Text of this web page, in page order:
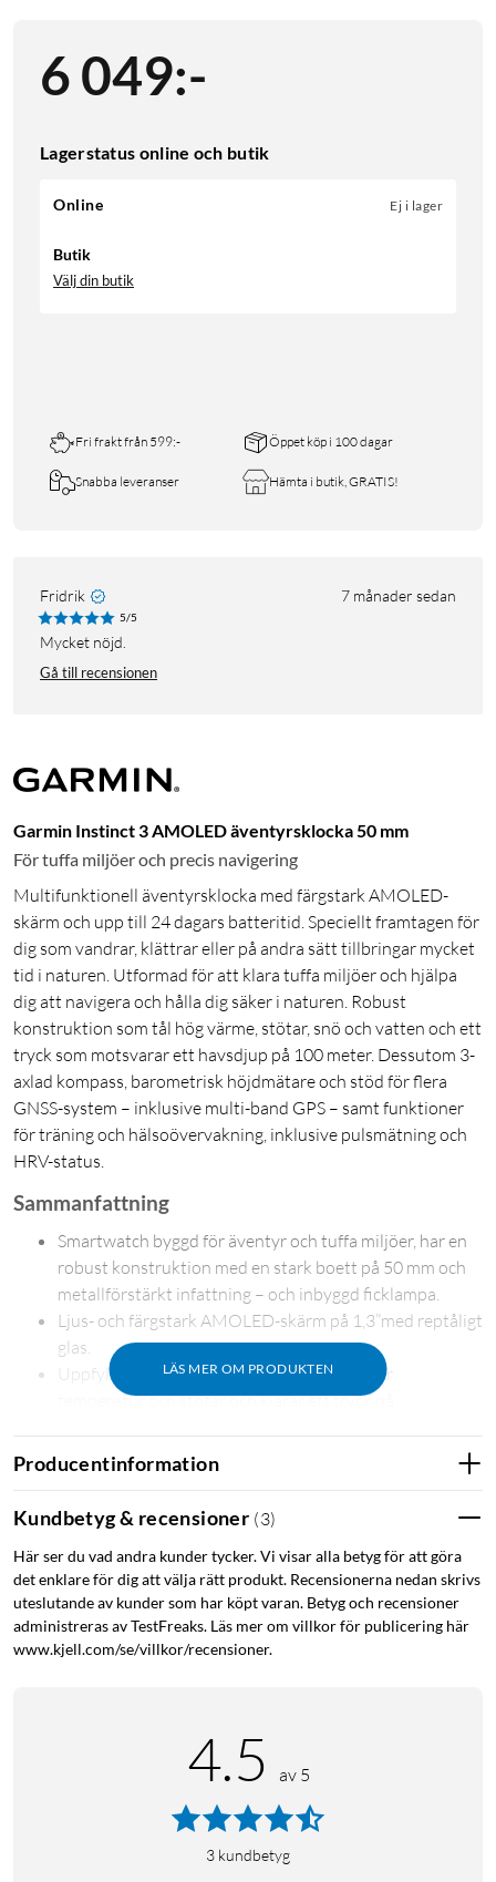
6 049:-
Lagerstatus online och butik
Online Ej i lager
Butik
Välj din butik
Fri frakt från 599:- Öppet köp i 100 dagar
Snabba leveranser Hämta i butik, GRATIS!
Fridrik 7 månader sedan
5/5
Mycket nöjd.
Gå till recensionen
Garmin Instinct 3 AMOLED äventyrsklocka 50 mm
För tuffa miljöer och precis navigering
Multifunktionell äventyrsklocka med färgstark AMOLED-
skärm och upp till 24 dagars batteritid. Speciellt framtagen för
dig som vandrar, klättrar eller på andra sätt tillbringar mycket
tid i naturen. Utformad för att klara tuffa miljöer och hjälpa
dig att navigera och hålla dig säker i naturen. Robust
konstruktion som tål hög värme, stötar, snö och vatten och ett
tryck som motsvarar ett havsdjup på 100 meter. Dessutom 3-
axlad kompass, barometrisk höjdmätare och stöd för flera
GNSS-system – inklusive multi-band GPS – samt funktioner
för träning och hälsoövervakning, inklusive pulsmätning och
HRV-status.
LÄS MER OM PRODUKTEN
Sammanfattning
Smartwatch byggd för äventyr och tuffa miljöer, har en
robust konstruktion med en stark boett på 50 mm och
metallförstärkt infattning – och inbyggd ficklampa.
Ljus- och färgstark AMOLED-skärm på 1,3”med reptåligt
glas.
Uppfyller militärstandard (MIL-STD-810) för
temperatur och stötar och klarar ett tryck på
SATIQ-funktion och multi-band GPS som optimerar
batteri.
Batteritid upp till 24 dagar i smartwatchläge och 40
timmar i GPS-läge.
Grundläggande övervakning av hälsa och välmående –
pulsmätning, sömnregistrering och stressövervakning.
Inbyggda sportappar med stöd för löpning, cykling,
Tydlig grafik med färgstark AMOLED-skärm
Garmin Instinct 3 har en högupplöst AMOLED-skärm med
levande färger och skarp grafik som tillsammans med
storleken på 1,3 tum förbättrar läsbarheten under dina
aktiviteter, även i starkt solljus. Skärmen är reptålig och
Producentinformation
Kundbetyg & recensioner (3)
Här ser du vad andra kunder tycker. Vi visar alla betyg för att göra
det enklare för dig att välja rätt produkt. Recensionerna nedan skrivs
uteslutande av kunder som har köpt varan. Betyg och recensioner
administreras av TestFreaks. Läs mer om villkor för publicering här
www.kjell.com/se/villkor/recensioner.
4.5 av 5
3 kundbetyg